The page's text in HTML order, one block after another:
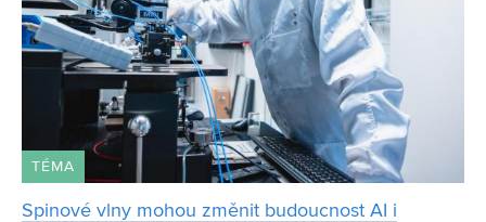
TÉMA
Spinové vlny mohou změnit budoucnost AI i